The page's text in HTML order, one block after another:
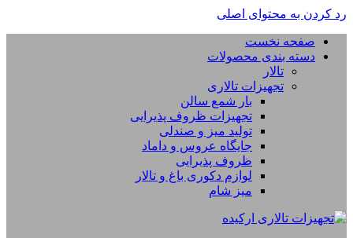
رد کردن به محتوای اصلی
صفحه نخست
دسته بندی محصولات
تالار
تجهیزات تالاری
بار شمع سالن
تجهیزات ظروف پذیرایی
تولید میز و صندلی
جایگاه عروس و داماد
ظروف پذیرایی
لوازم دکوری باغ و تالار
میز شام